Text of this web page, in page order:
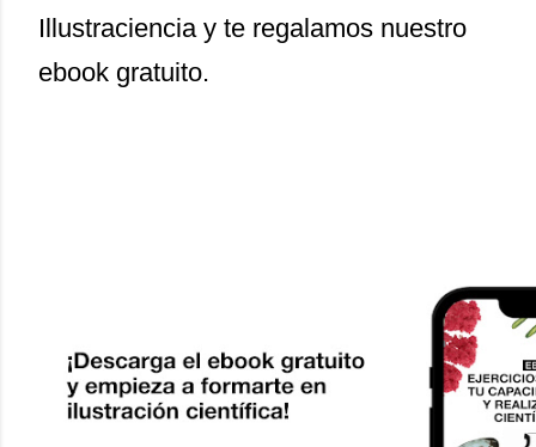
Illustraciencia y te regalamos nuestro
ebook gratuito.